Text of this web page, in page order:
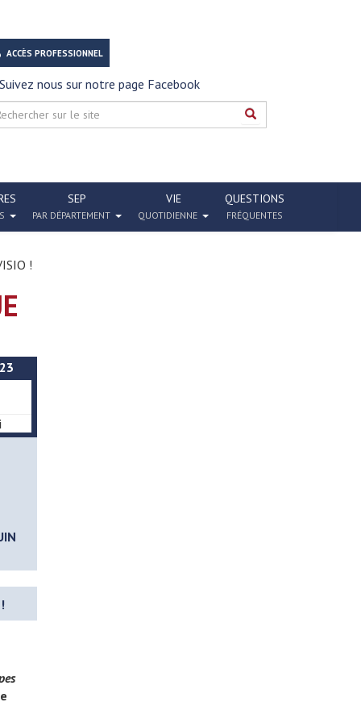
ACCÈS PROFESSIONNEL
nous sur notre page Facebook
SEP
PAR DÉPARTEMENT
VIE
QUOTIDIENNE
QUESTIONS
FRÉQUENTES
!